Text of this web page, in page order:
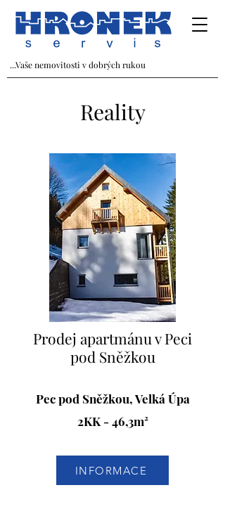
...Vaše nemovitosti v dobrých rukou
Reality
Prodej apartmánu v Peci
pod Sněžkou
Pec pod Sněžkou, Velká Úpa
2KK - 46,3m²
INFORMACE